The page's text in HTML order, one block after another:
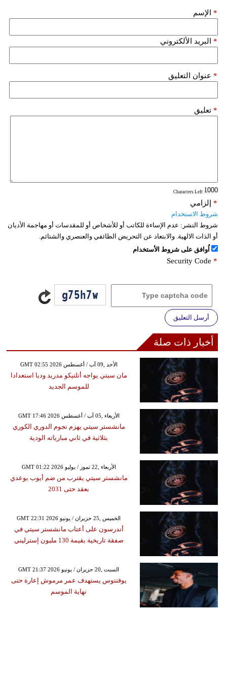
الإسم *
البريد الألكتروني *
عنوان التعليق *
تعليق *
: Characters Left
إلزامي *
شروط الاستخدام
شروط النشر: عدم الإساءة للكاتب أو للأشخاص أو للمقدسات أو مهاجمة الأديان
أو الذات الالهية. والابتعاد عن التحريض الطائفي والعنصري والشتائم.
اُوافق على شروط الأستخدام
Security Code *
أرسل التعليق
أخبار ذات صلة
GMT 02:55 2026 الأحد ,09 آب / أغسطس
مان سيتي يواجه أتلتيكو مدريد وديا استعدادا
للموسم الجديد
GMT 17:46 2026 الأربعاء ,05 آب / أغسطس
مانشستر سيتي يهزم نجوم الدوري الكوري
بثلاثية في ثاني مبارياته الودية
GMT 01:22 2026 الأربعاء ,22 تموز / يوليو
مانشستر سيتي يقترب من ضم أيوب بوعدي
بعقد حتى 2031
GMT 22:31 2026 الخميس ,25 حزيران / يونيو
أندرسون على أعتاب مانشستر سيتي في
صفقة تاريخية بقيمة 130 مليون إسترليني
GMT 21:37 2026 السبت ,20 حزيران / يونيو
يوفنتوس يستهدف عمر مرموش إعارة حتى
نهاية الموسم